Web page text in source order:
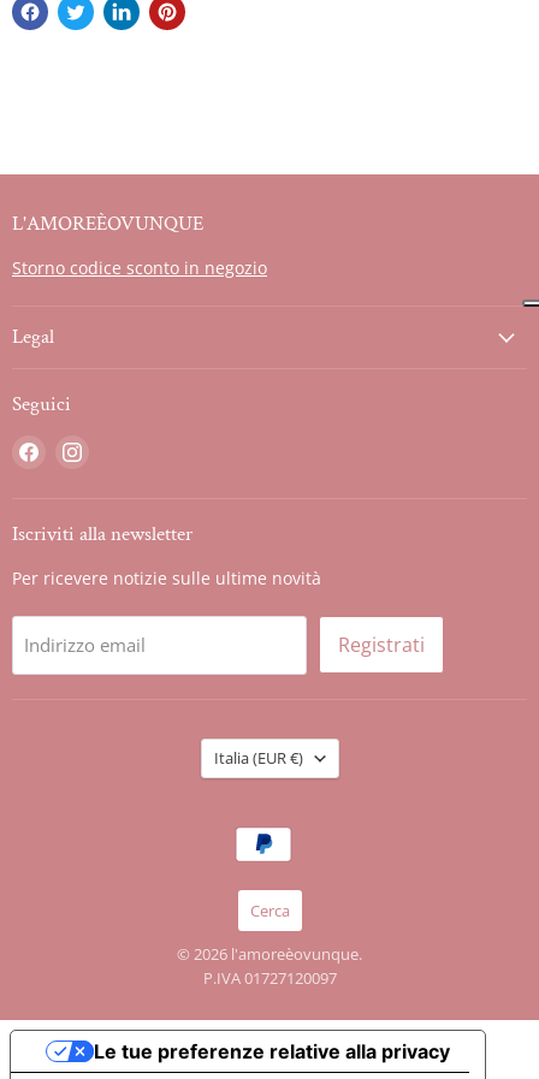
L'AMOREÈOVUNQUE
Storno codice sconto in negozio
Legal
Seguici
Trovaci
Iscriviti alla newsletter
Per ricevere notizie sulle ultime novità
Indirizzo email Registrati
Cerca
© 2026 l'amoreèovunque.
P.IVA 01727120097
Nazione
Italia (EUR €)
Le tue preferenze relative alla privacy